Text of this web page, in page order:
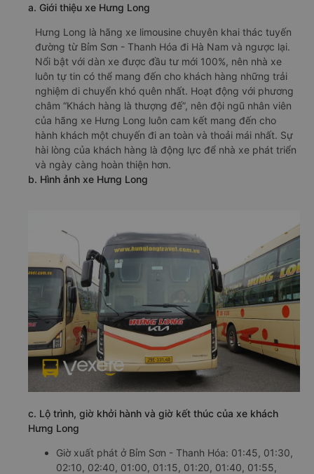
a. Giới thiệu xe Hưng Long
Hưng Long là hãng xe limousine chuyên khai thác tuyến
đường từ Bỉm Sơn - Thanh Hóa đi Hà Nam và ngược lại.
Nổi bật với dàn xe được đầu tư mới 100%, nên nhà xe
luôn tự tin có thể mang đến cho khách hàng những trải
nghiệm di chuyển khó quên nhất. Hoạt động với phương
châm “Khách hàng là thượng đế”, nên đội ngũ nhân viên
của hãng xe Hưng Long luôn cam kết mang đến cho
hành khách một chuyến đi an toàn và thoải mái nhất. Sự
hài lòng của khách hàng là động lực để nhà xe phát triển
và ngày càng hoàn thiện hơn.
b. Hình ảnh xe Hưng Long
c. Lộ trình, giờ khởi hành và giờ kết thúc của xe khách
Hưng Long
Giờ xuất phát ở Bỉm Sơn - Thanh Hóa: 01:45, 01:30,
02:10, 02:40, 01:00, 01:15, 01:20, 01:40, 01:55,